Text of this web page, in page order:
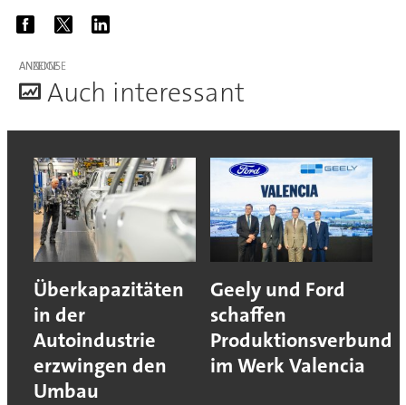
ANZEIGE
Auch interessant
Überkapazitäten
in der
Autoindustrie
erzwingen den
Umbau
Geely und Ford
schaffen
Produktionsverbund
im Werk Valencia